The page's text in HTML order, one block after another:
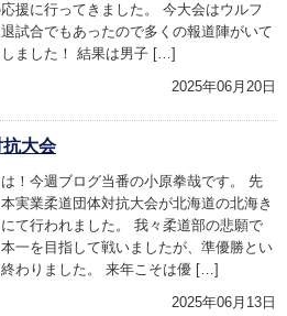
援に行ってきました。 今大会はウルフ
試合でもあったので多くの報道陣がいて
ました！ 結果は男子 […]
2025年06月20日
大会
！今週ブログ当番の小原拳哉です。 先
実業柔道団体対抗大会が北海道の北海き
て行われました。 我々柔道部の悲願で
一を目指して戦いましたが、準優勝とい
終わりました。 来年こそは優 […]
2025年06月13日